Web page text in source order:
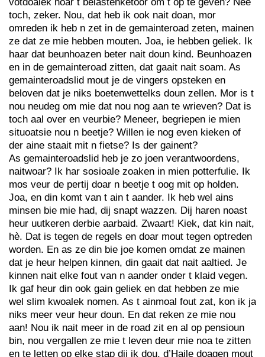
toch, zeker. Nou, dat heb ik ook nait doan, mor
omreden ik heb n zet in de gemainteroad zeten, mainen
ze dat ze mie hebben mouten. Joa, ie hebben geliek. Ik
haar dat beunhoazen beter nait doun kind. Beunhoazen
en in de gemainteroad zitten, dat gaait nait soam. As
gemainteroadslid mout je de vingers opsteken en
beloven dat je niks boetenwettelks doun zellen. Mor is t
nou neudeg om mie dat nou nog aan te wrieven? Dat is
toch aal over en veurbie? Meneer, begriepen ie mien
situoatsie nou n beetje? Willen ie nog even kieken of
der aine staait mit n fietse? Is der gainent?
As gemainteroadslid heb je zo joen verantwoordens,
naitwoar? Ik har sosioale zoaken in mien potterfulie. Ik
mos veur de pertij doar n beetje t oog mit op holden.
Joa, en din komt van t ain t aander. Ik heb wel ains
minsen bie mie had, dij snapt wazzen. Dij haren noast
heur uutkeren derbie aarbaid. Zwaart! Kiek, dat kin nait,
hè. Dat is tegen de regels en doar mout tegen optreden
worden. En as ze din bie joe komen omdat ze mainen
dat je heur helpen kinnen, din gaait dat nait aaltied. Je
kinnen nait elke fout van n aander onder t klaid vegen.
Ik gaf heur din ook gain geliek en dat hebben ze mie
wel slim kwoalek nomen. As t ainmoal fout zat, kon ik ja
niks meer veur heur doun. En dat reken ze mie nou
aan! Nou ik nait meer in de road zit en al op pensioun
bin, nou vergallen ze mie t leven deur mie noa te zitten
en te letten op elke stap dij ik dou. d’Haile doagen mout